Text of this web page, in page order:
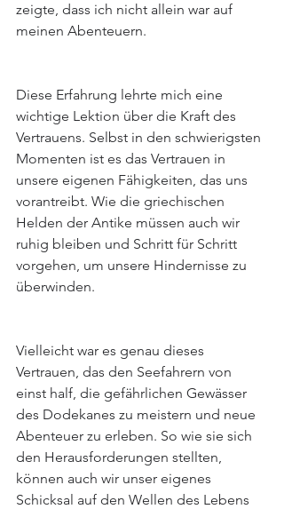
zeigte, dass ich nicht allein war auf
meinen Abenteuern.
Diese Erfahrung lehrte mich eine
wichtige Lektion über die Kraft des
Vertrauens. Selbst in den schwierigsten
Momenten ist es das Vertrauen in
unsere eigenen Fähigkeiten, das uns
vorantreibt. Wie die griechischen
Helden der Antike müssen auch wir
ruhig bleiben und Schritt für Schritt
vorgehen, um unsere Hindernisse zu
überwinden.
Vielleicht war es genau dieses
Vertrauen, das den Seefahrern von
einst half, die gefährlichen Gewässer
des Dodekanes zu meistern und neue
Abenteuer zu erleben. So wie sie sich
den Herausforderungen stellten,
können auch wir unser eigenes
Schicksal auf den Wellen des Lebens